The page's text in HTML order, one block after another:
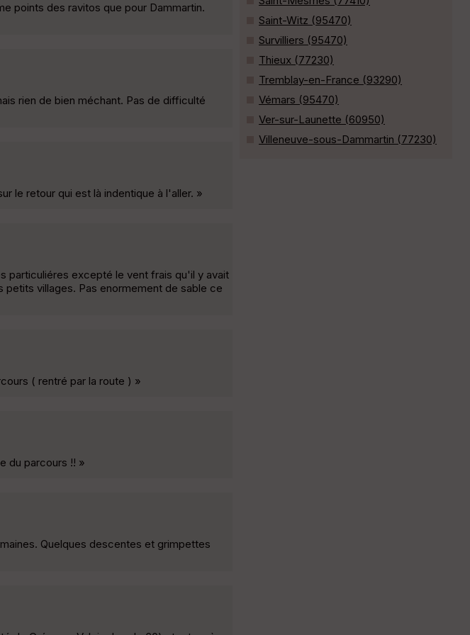
points des ravitos que pour Dammartin.
rien de bien méchant. Pas de difficulté
le retour qui est là indentique à l'aller. »
particuliéres excepté le vent frais qu'il y avait
petits villages. Pas enormement de sable ce
( rentré par la route ) »
du parcours !! »
Quelques descentes et grimpettes
Saint-Witz (95470)
Survilliers (95470)
Thieux (77230)
Tremblay-en-France (93290)
Vémars (95470)
Ver-sur-Launette (60950)
Villeneuve-sous-Dammartin (77230)